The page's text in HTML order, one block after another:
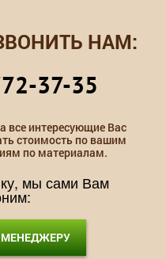
НАМ:
37-35
все интересующие Вас
стоимость по вашим
по материалам.
мы сами Вам